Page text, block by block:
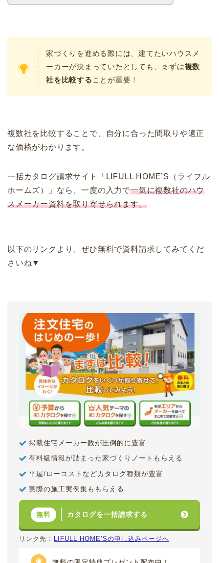
家づくりを進める際には、建てたいハウスメ
ーカーが決まっていたとしても、まずは複数
社を比較する ことが重要！
複数社を比較することで、自分に合った間取りや適正
な価格がわかります。
一括カタログ請求サイト「LIFULL HOME’S（ライフル
ホームズ）」なら、一度の入力で一気に複数社のハウ
スメーカー資料を取り寄せられます。
以下のリンクより、ぜひ無料で資料請求してみてくだ
さいね▼
掲載住宅メーカー数が圧倒的に豊富
有料級情報が詰まった家づくりノートもらえる
平屋/ローコストなどカタログ種類が豊富
実際の施工実例集ももらえる
無料 カタログを一括請求する
リンク先 : LIFULL HOME’Sの申し込みページへ